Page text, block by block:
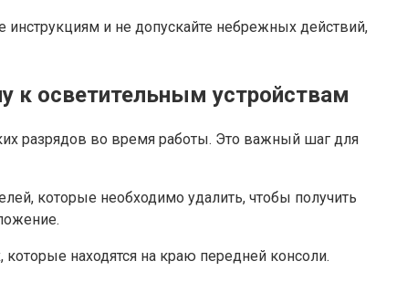
и не допускайте небрежных действий,
к осветительным устройствам
разрядов во время работы. Это важный шаг для
которые необходимо удалить, чтобы получить
находятся на краю передней консоли.